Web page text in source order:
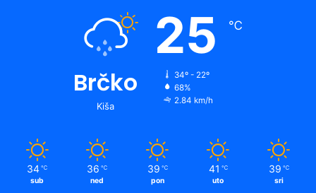
Brčko
Kiša
25 ℃
34º - 22º
68%
2.84 km/h
34 ℃
sub
36 ℃
ned
39 ℃
pon
41 ℃
uto
39 ℃
sri